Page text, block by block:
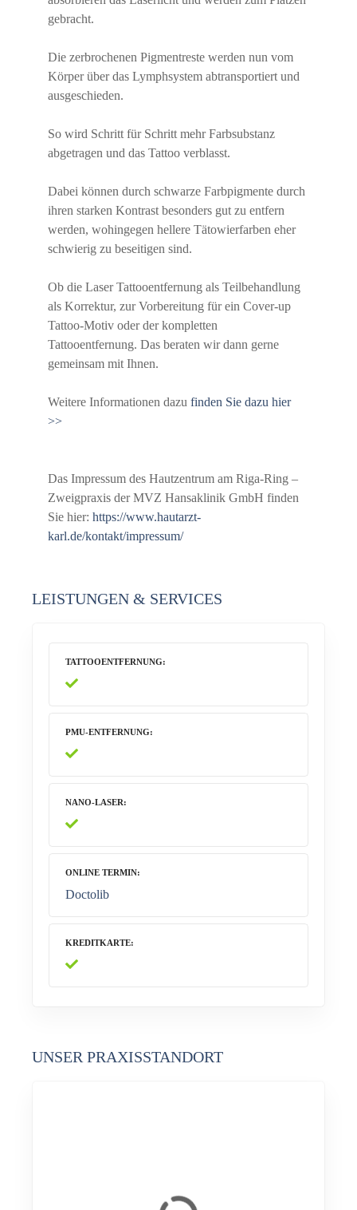
gebracht.
Die zerbrochenen Pigmentreste werden nun vom
Körper über das Lymphsystem abtransportiert und
ausgeschieden.
So wird Schritt für Schritt mehr Farbsubstanz
abgetragen und das Tattoo verblasst.
Dabei können durch schwarze Farbpigmente durch
ihren starken Kontrast besonders gut zu entfern
werden, wohingegen hellere Tätowierfarben eher
schwierig zu beseitigen sind.
Ob die Laser Tattooentfernung als Teilbehandlung
als Korrektur, zur Vorbereitung für ein Cover-up
Tattoo-Motiv oder der kompletten
Tattooentfernung. Das beraten wir dann gerne
gemeinsam mit Ihnen.
Weitere Informationen dazu finden Sie dazu hier
>>
Das Impressum des Hautzentrum am Riga-Ring –
Zweigpraxis der MVZ Hansaklinik GmbH finden
Sie hier: https://www.hautarzt-
karl.de/kontakt/impressum/
LEISTUNGEN & SERVICES
TATTOOENTFERNUNG
PMU-ENTFERNUNG
NANO-LASER
ONLINE TERMIN
Doctolib
KREDITKARTE
UNSER PRAXISSTANDORT